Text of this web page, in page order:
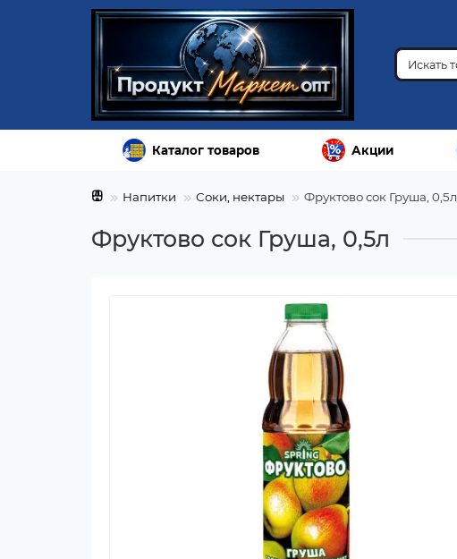
Каталог товаров Акции
Напитки Соки, нектары Фруктово сок Груша, 0,5л
Фруктово сок Груша, 0,5л